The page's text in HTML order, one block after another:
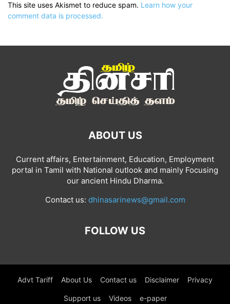
This site uses Akismet to reduce spam. Learn how your
comment data is processed.
ABOUT US
Current affairs, Entertainment, Education, Employment
portal in Tamil with National outlook and mainly Focusing
our ancient Hindu Dharma.
Contact us: dhinasarinews@gmail.com
FOLLOW US
Advt Tariff About Us Contact us Disclaimer Privacy
Support us Videos e-paper